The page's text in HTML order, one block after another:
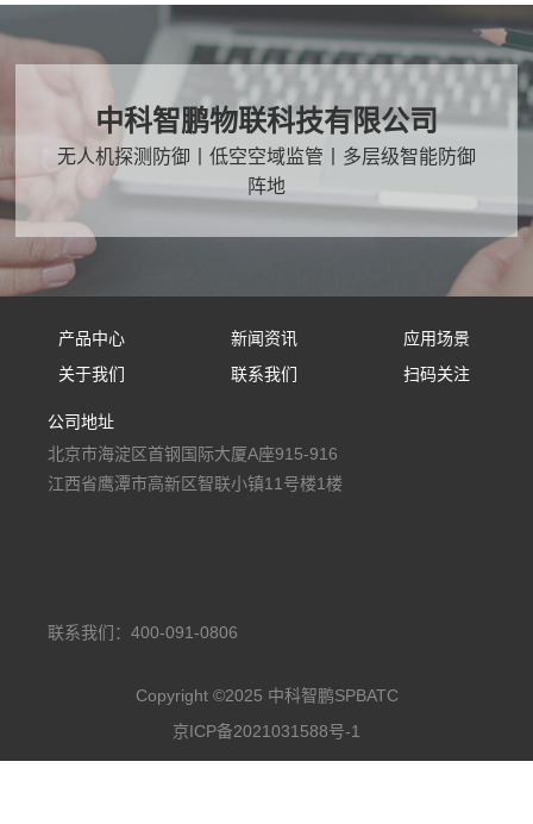
中科智鹏物联科技有限公司
无人机探测防御丨低空空域监管丨多层级智能防御
阵地
产品中心
固定式防御设备
手持式防御设备
多级防御反无阵地
新闻资讯
行业资讯
应用场景
关于我们
Copyright ©2025 中科智鹏SPBATC